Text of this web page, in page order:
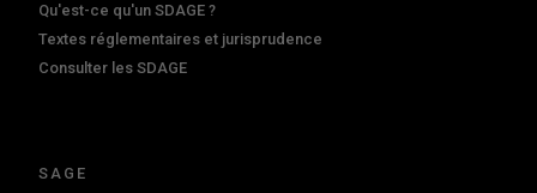
Qu'est-ce qu'un SDAGE ?
Textes réglementaires et jurisprudence
Consulter les SDAGE
SAGE